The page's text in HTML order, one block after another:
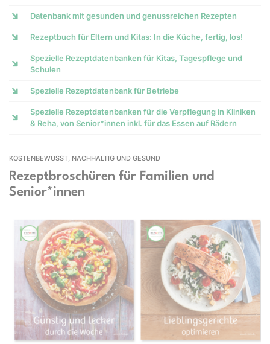
Datenbank mit gesunden und genussreichen Rezepten
Rezeptbuch für Eltern und Kitas: In die Küche, fertig, los!
Spezielle Rezeptdatenbanken für Kitas, Tagespflege und
Schulen
Spezielle Rezeptdatenbank für Betriebe
Spezielle Rezeptdatenbanken für die Verpflegung in Kliniken
& Reha, von Senior*innen inkl. für das Essen auf Rädern
KOSTENBEWUSST, NACHHALTIG UND GESUND
Rezeptbroschüren für Familien und
Senior*innen